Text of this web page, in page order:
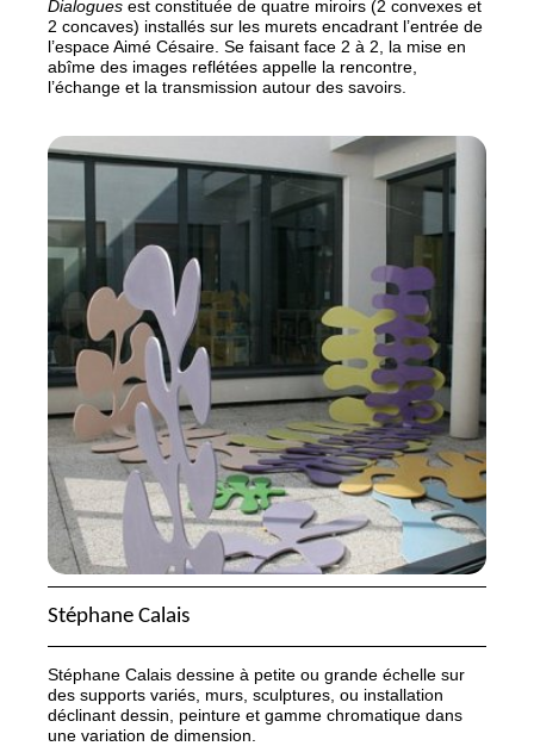
Dialogues est constituée de quatre miroirs (2 convexes et
2 concaves) installés sur les murets encadrant l’entrée de
l’espace Aimé Césaire. Se faisant face 2 à 2, la mise en
abîme des images reflétées appelle la rencontre,
l’échange et la transmission autour des savoirs.
Stéphane Calais
Stéphane Calais dessine à petite ou grande échelle sur
des supports variés, murs, sculptures, ou installation
déclinant dessin, peinture et gamme chromatique dans
une variation de dimension.